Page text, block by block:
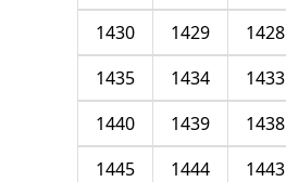
1428
1429
1430
1433
1434
1435
1438
1439
1440
1443
1444
1445